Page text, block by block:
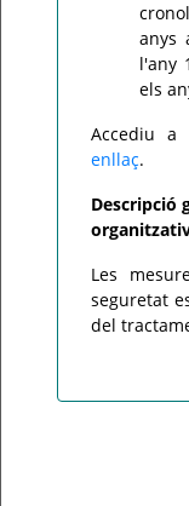
anys
l'any
els
Accediu a
enllaç.
Descripció
Les
seguretat
del